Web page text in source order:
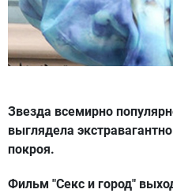
Звезда всемирно
выглядела
покроя.
Фильм "Секс и город"